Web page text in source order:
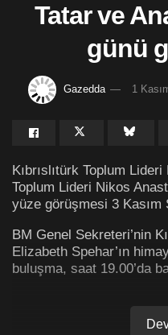
Tatar ve
günü
Gazedda 1
Kıbrıslıtürk Toplum
Toplum Lideri Nikos
yüze görüşmesi 3 Kasım
BM Genel Sekreteri’nin
Elizabeth Spehar’ın
buluşma, saat 19.00’da